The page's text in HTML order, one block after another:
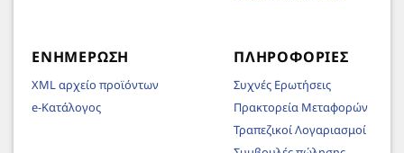
ΕΝΗΜΈΡΩΣΗ
XML αρχείο προϊόντων
e-Κατάλογος
ΠΛΗΡΟΦΟΡΊΕΣ
Συχνές Ερωτήσεις
Πρακτορεία Μεταφορών
Τραπεζικοί Λογαριασμοί